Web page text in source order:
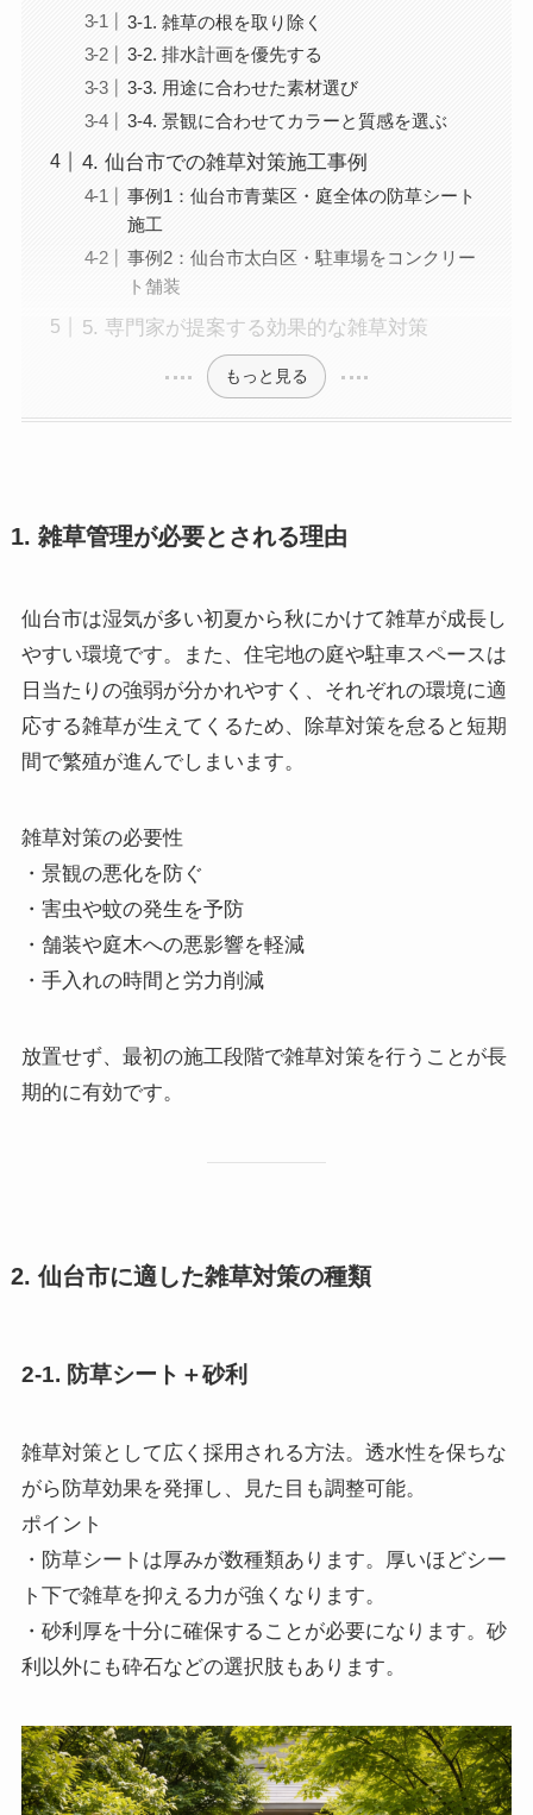
3-1. 雑草の根を取り除く
3-2. 排水計画を優先する
3-3. 用途に合わせた素材選び
3-4. 景観に合わせてカラーと質感を選ぶ
4. 仙台市での雑草対策施工事例
事例1：仙台市青葉区・庭全体の防草シート
施工
事例2：仙台市太白区・駐車場をコンクリー
ト舗装
5. 専門家が提案する効果的な雑草対策
もっと見る
1. 雑草管理が必要とされる理由
仙台市は湿気が多い初夏から秋にかけて雑草が成長し
やすい環境です。また、住宅地の庭や駐車スペースは
日当たりの強弱が分かれやすく、それぞれの環境に適
応する雑草が生えてくるため、除草対策を怠ると短期
間で繁殖が進んでしまいます。
雑草対策の必要性
・景観の悪化を防ぐ
・害虫や蚊の発生を予防
・舗装や庭木への悪影響を軽減
・手入れの時間と労力削減
放置せず、最初の施工段階で雑草対策を行うことが長
期的に有効です。
2. 仙台市に適した雑草対策の種類
2-1. 防草シート＋砂利
雑草対策として広く採用される方法。透水性を保ちな
がら防草効果を発揮し、見た目も調整可能。
ポイント
・防草シートは厚みが数種類あります。厚いほどシー
ト下で雑草を抑える力が強くなります。
・砂利厚を十分に確保することが必要になります。砂
利以外にも砕石などの選択肢もあります。